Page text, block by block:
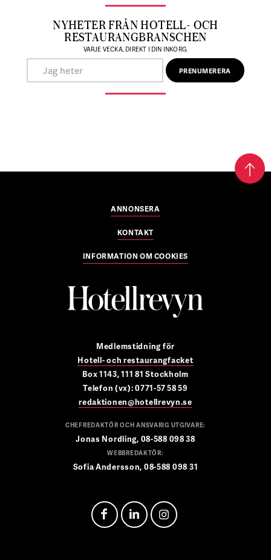
NYHETER FRÅN HOTELL- OCH
RESTAURANGBRANSCHEN
VARJE VECKA, DIREKT I DIN INKORG.
ANNONSERA
KONTAKT
INFORMATION OM COOKIES
Medlemstidning för
Hotell- och restaurangfacket
Box 1143, 111 81 Stockholm
Telefon (vx): 0771-57 58 59
redaktionen@hotellrevyn.se
CHEFREDAKTÖR OCH ANSVARIG UTGIVARE:
Jonas Nordling, 08-588 098 38
WEBBREDAKTÖR:
Sofia Andersson, 08-588 098 31